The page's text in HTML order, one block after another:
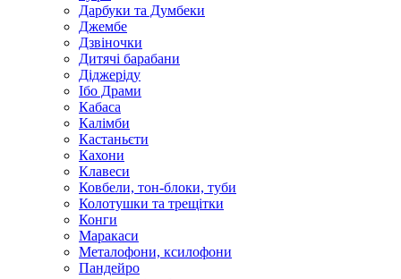
Дарбуки та Думбеки
Джембе
Дзвіночки
Дитячі барабани
Діджеріду
Ібо Драми
Кабаса
Калімби
Кастаньєти
Кахони
Клавеси
Ковбели, тон-блоки, туби
Колотушки та трещітки
Конги
Маракаси
Металофони, ксилофони
Пандейро